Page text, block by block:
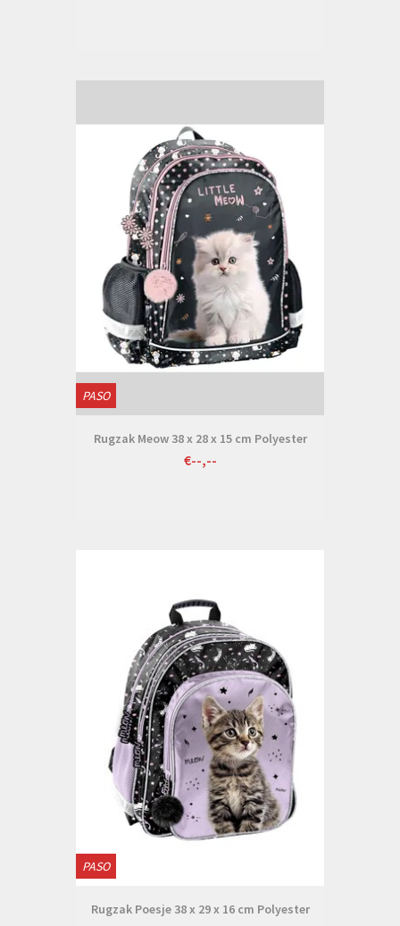
PASO
Rugzak Meow 38 x 28 x 15 cm Polyester
€--,--
PASO
Rugzak Poesje 38 x 29 x 16 cm Polyester